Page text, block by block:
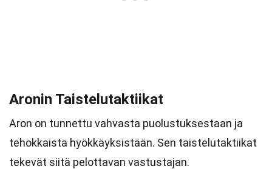
Aronin Taistelutaktiikat
Aron on tunnettu vahvasta puolustuksestaan ja
tehokkaista hyökkäyksistään. Sen taistelutaktiikat
tekevät siitä pelottavan vastustajan.